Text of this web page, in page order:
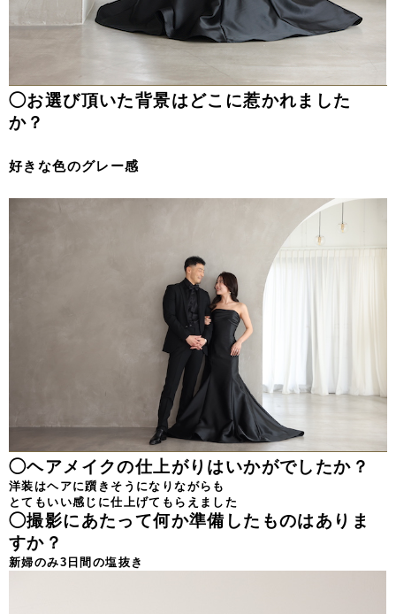
◯お選び頂いた背景はどこに惹かれました
か？
好きな色のグレー感
◯ヘアメイクの仕上がりはいかがでしたか？
洋装はヘアに躓きそうになりながらも
とてもいい感じに仕上げてもらえました
◯撮影にあたって何か準備したものはありま
すか？
新婦のみ3日間の塩抜き